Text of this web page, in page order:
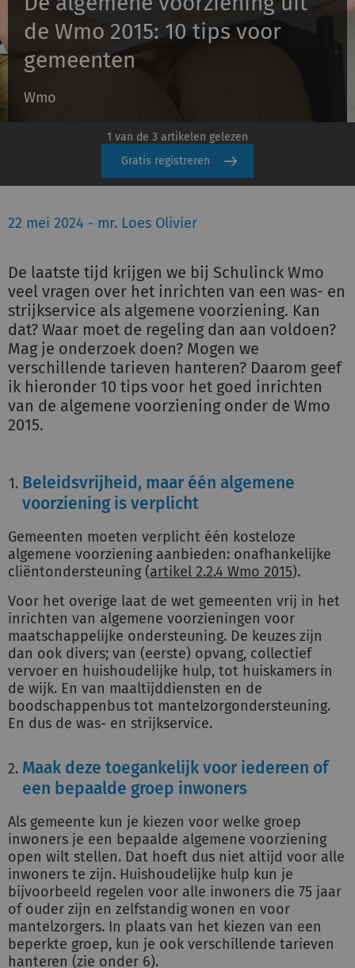
de Wmo 2015: 10 tips voor
gemeenten
Wmo
1 van de 3 artikelen gelezen
Gratis registreren
22 mei 2024 - mr. Loes Olivier
De laatste tijd krijgen we bij Schulinck Wmo
veel vragen over het inrichten van een was- en
strijkservice als algemene voorziening. Kan
dat? Waar moet de regeling dan aan voldoen?
Mag je onderzoek doen? Mogen we
verschillende tarieven hanteren? Daarom geef
ik hieronder 10 tips voor het goed inrichten
van de algemene voorziening onder de Wmo
2015.
Beleidsvrijheid, maar één algemene
voorziening is verplicht
Gemeenten moeten verplicht één kosteloze
algemene voorziening aanbieden: onafhankelijke
cliëntondersteuning (artikel 2.2.4 Wmo 2015).
Voor het overige laat de wet gemeenten vrij in het
inrichten van algemene voorzieningen voor
maatschappelijke ondersteuning. De keuzes zijn
dan ook divers; van (eerste) opvang, collectief
vervoer en huishoudelijke hulp, tot huiskamers in
de wijk. En van maaltijddiensten en de
boodschappenbus tot mantelzorgondersteuning.
En dus de was- en strijkservice.
Maak deze toegankelijk voor iedereen of
een bepaalde groep inwoners
Als gemeente kun je kiezen voor welke groep
inwoners je een bepaalde algemene voorziening
open wilt stellen. Dat hoeft dus niet altijd voor alle
inwoners te zijn. Huishoudelijke hulp kun je
bijvoorbeeld regelen voor alle inwoners die 75 jaar
of ouder zijn en zelfstandig wonen en voor
mantelzorgers. In plaats van het kiezen van een
beperkte groep, kun je ook verschillende tarieven
hanteren (zie onder 6).